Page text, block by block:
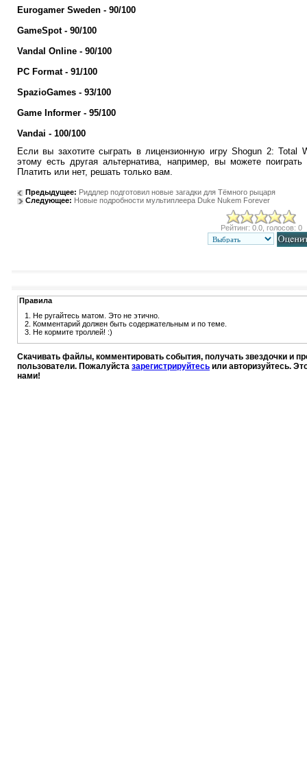
Eurogamer Sweden - 90/100
GameSpot - 90/100
Vandal Online - 90/100
PC Format - 91/100
SpazioGames - 93/100
Game Informer - 95/100
Vandai - 100/100
Если вы захотите сыграть в лицензионную игру Shogun 2: Total
этому есть другая альтернатива, например, вы можете
Платить или нет, решать только вам.
Предыдущее: Риддлер подготовил новые загадки для Тёмного рыцаря
Следующее: Новые подробности мультиплеера Duke Nukem Forever
Рейтинг: 0.0, голосов: 0
Правила
1. Не ругайтесь матом. Это не этично.
2. Комментарий должен быть содержательным и по теме.
3. Не кормите троллей! :)
Скачивать файлы, комментировать события, получать звездочки и
пользователи. Пожалуйста зарегистрируйтесь или авторизуйтесь.
нами!